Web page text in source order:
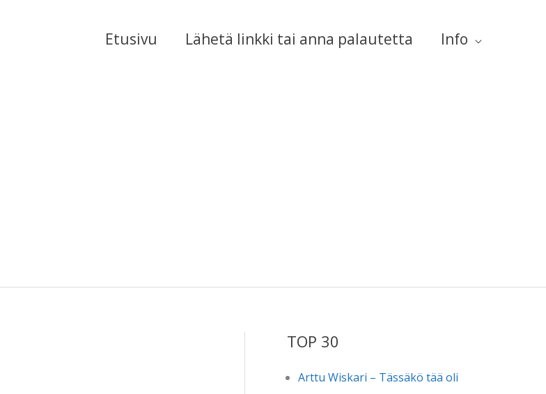
Etusivu Lähetä linkki tai anna palautetta Info
TOP 30
Arttu Wiskari – Tässäkö tää oli